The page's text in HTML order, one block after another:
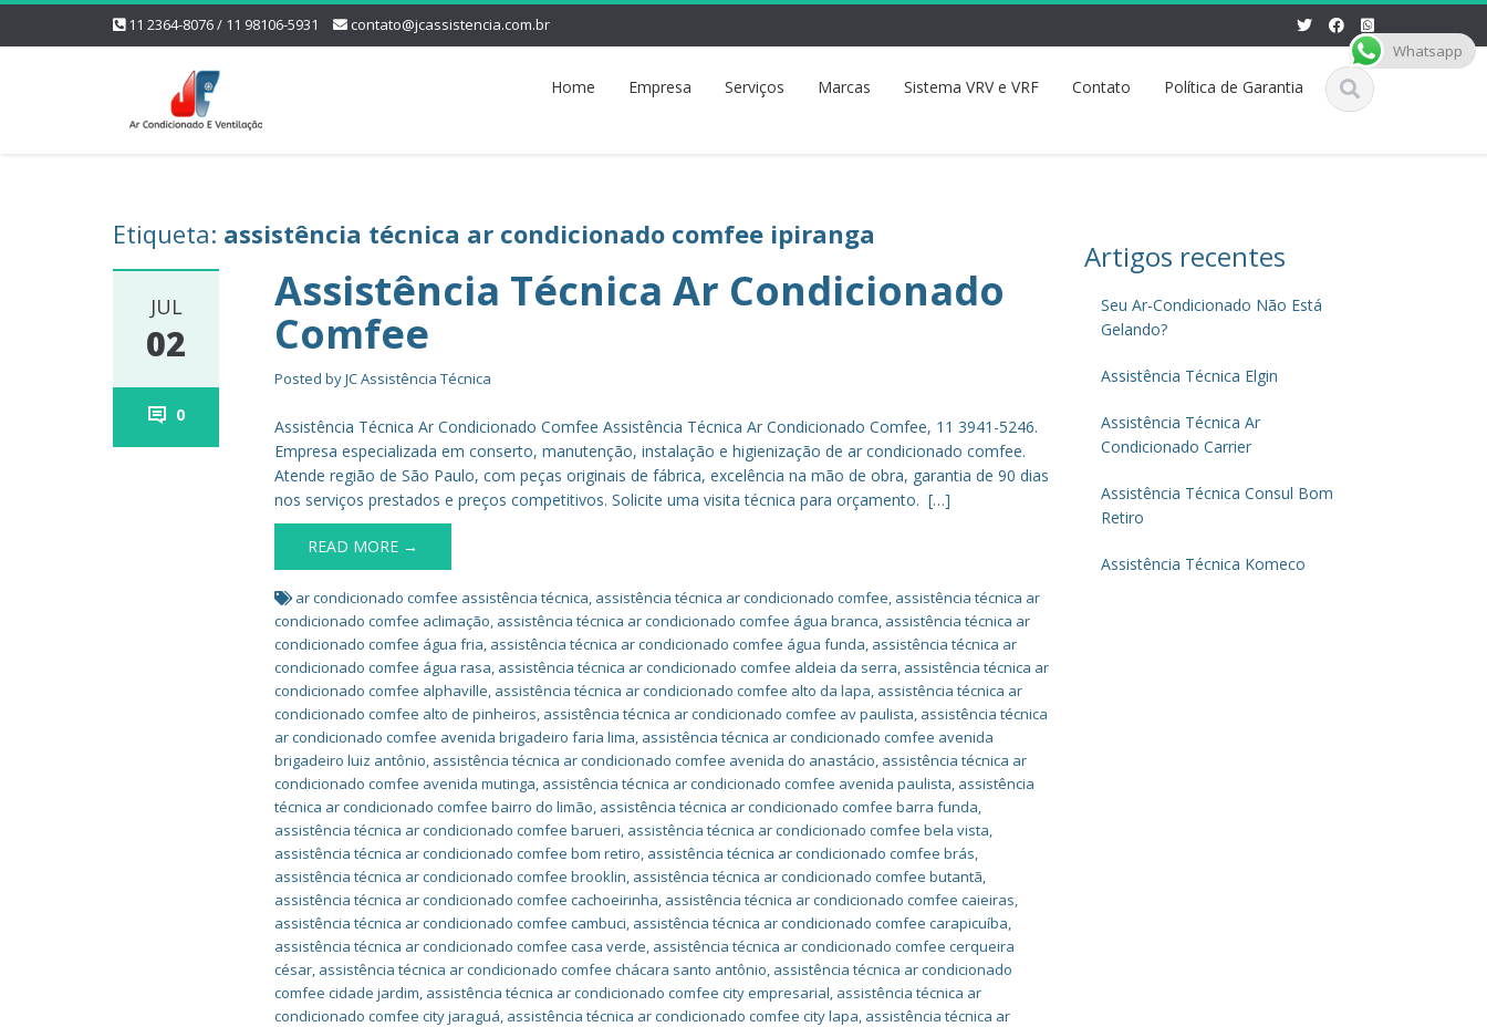
11 2364-8076 / 11 98106-5931 contato@jcassistencia.com.br
Home Empresa Serviços Marcas Sistema VRV e VRF Contato Política de Garantia
Etiqueta: assistência técnica ar condicionado comfee ipiranga
JUL
02
0
Assistência Técnica Ar Condicionado
Comfee
Posted byJC Assistência Técnica
Assistência Técnica Ar Condicionado Comfee Assistência Técnica Ar Condicionado Comfee, 11 3941-5246.
Empresa especializada em conserto, manutenção, instalação e higienização de ar condicionado comfee.
Atende região de São Paulo, com peças originais de fábrica, excelência na mão de obra, garantia de 90 dias
nos serviços prestados e preços competitivos. Solicite uma visita técnica para orçamento. […]
READ MORE →
ar condicionado comfee assistência técnica, assistência técnica ar condicionado comfee, assistência técnica ar
condicionado comfee aclimação, assistência técnica ar condicionado comfee água branca, assistência técnica ar
condicionado comfee água fria, assistência técnica ar condicionado comfee água funda, assistência técnica ar
condicionado comfee água rasa, assistência técnica ar condicionado comfee aldeia da serra, assistência técnica ar
condicionado comfee alphaville, assistência técnica ar condicionado comfee alto da lapa, assistência técnica ar
condicionado comfee alto de pinheiros, assistência técnica ar condicionado comfee av paulista, assistência técnica
ar condicionado comfee avenida brigadeiro faria lima, assistência técnica ar condicionado comfee avenida
brigadeiro luiz antônio, assistência técnica ar condicionado comfee avenida do anastácio, assistência técnica ar
condicionado comfee avenida mutinga, assistência técnica ar condicionado comfee avenida paulista, assistência
técnica ar condicionado comfee bairro do limão, assistência técnica ar condicionado comfee barra funda,
assistência técnica ar condicionado comfee barueri, assistência técnica ar condicionado comfee bela vista,
assistência técnica ar condicionado comfee bom retiro, assistência técnica ar condicionado comfee brás,
assistência técnica ar condicionado comfee brooklin, assistência técnica ar condicionado comfee butantã,
assistência técnica ar condicionado comfee cachoeirinha, assistência técnica ar condicionado comfee caieiras,
assistência técnica ar condicionado comfee cambuci, assistência técnica ar condicionado comfee carapicuíba,
assistência técnica ar condicionado comfee casa verde, assistência técnica ar condicionado comfee cerqueira
césar, assistência técnica ar condicionado comfee chácara santo antônio, assistência técnica ar condicionado
comfee cidade jardim, assistência técnica ar condicionado comfee city empresarial, assistência técnica ar
condicionado comfee city jaraguá, assistência técnica ar condicionado comfee city lapa, assistência técnica ar
Artigos recentes
Seu Ar-Condicionado Não Está
Gelando?
Assistência Técnica Elgin
Assistência Técnica Ar
Condicionado Carrier
Assistência Técnica Consul Bom
Retiro
Assistência Técnica Komeco
Whatsapp